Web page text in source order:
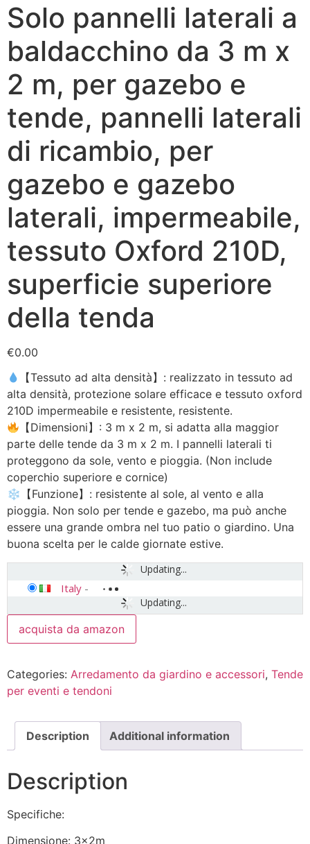
Solo pannelli laterali a
baldacchino da 3 m x
2 m, per gazebo e
tende, pannelli laterali
di ricambio, per
gazebo e gazebo
laterali, impermeabile,
tessuto Oxford 210D,
superficie superiore
della tenda
€0.00
【Tessuto ad alta densità】: realizzato in tessuto ad
alta densità, protezione solare efficace e tessuto oxford
210D impermeabile e resistente, resistente.
【Dimensioni】: 3 m x 2 m, si adatta alla maggior
parte delle tende da 3 m x 2 m. I pannelli laterali ti
proteggono da sole, vento e pioggia. (Non include
coperchio superiore e cornice)
❄【Funzione】: resistente al sole, al vento e alla
pioggia. Non solo per tende e gazebo, ma può anche
essere una grande ombra nel tuo patio o giardino. Una
buona scelta per le calde giornate estive.
Updating...
Updating...
Italy -
acquista da amazon
Categories: Arredamento da giardino e accessori, Tende
per eventi e tendoni
Description Additional information
Description
Specifiche:
Dimensione: 3x2m